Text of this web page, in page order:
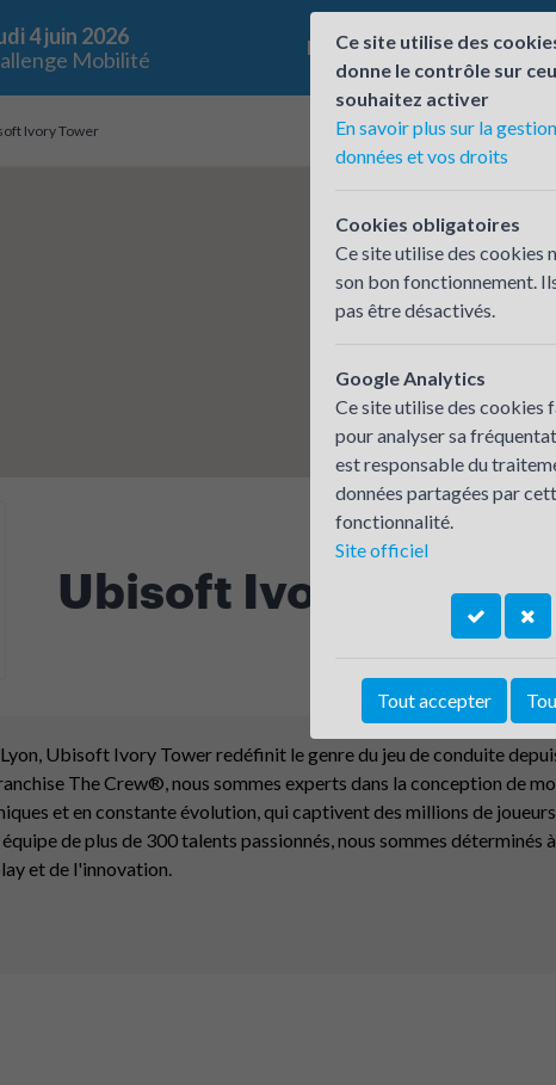
4 juin 2026
Mobilité
Le challenge Qui
Ivory Tower
Ubisoft Ivory Tower
Ubisoft Ivory Tower redéfinit le genre du jeu de conduite
The Crew®, nous sommes experts dans la conception de
et en constante évolution, qui captivent des millions de
de plus de 300 talents passionnés, nous sommes déterminés
et de l'innovation.
Ce site utilise des
donne le contrôle sur
souhaitez activer
En savoir plus sur la
données et vos droits
Cookies obligatoires
Ce site utilise des cookies
son bon fonctionnement.
pas être désactivés.
Google Analytics
Ce site utilise des cookies
pour analyser sa
est responsable du
données partagées par
fonctionnalité.
Site officiel
Tout accepter